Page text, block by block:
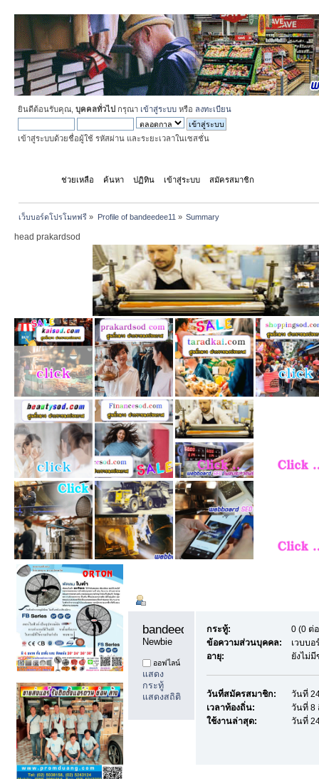
ยินดีต้อนรับคุณ, บุคคลทั่วไป กรุณา เข้าสู่ระบบ หรือ ลงทะเบียน
เข้าสู่ระบบด้วยชื่อผู้ใช้ รหัสผ่าน และระยะเวลาในเซสชั่น
ช่วยเหลือ ค้นหา ปฏิทิน เข้าสู่ระบบ สมัครสมาชิก
เว็บบอร์ดโปรโมทฟรี » Profile of bandeedee11 » Summary
head prakardsod
bandeedee11
Newbie
ออฟไลน์
แสดง
กระทู้
แสดงสถิติ
กระทู้:
0 (0 ต่
ข้อความส่วนบุคคล:
เวบบ
อายุ:
ยังไม่
วันที่สมัครสมาชิก:
วันที่
เวลาท้องถิ่น:
วันที่ 8
ใช้งานล่าสุด:
วันที่